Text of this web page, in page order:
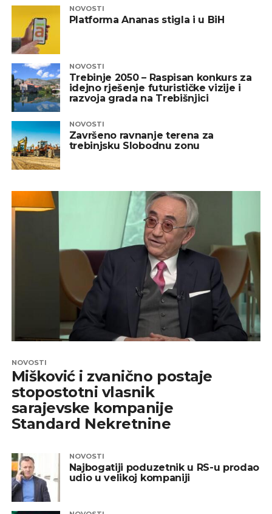
NOVOSTI
Platforma Ananas stigla i u BiH
NOVOSTI
Trebinje 2050 – Raspisan konkurs za
idejno rješenje futurističke vizije i
razvoja grada na Trebišnjici
NOVOSTI
Završeno ravnanje terena za
trebinjsku Slobodnu zonu
NOVOSTI
Mišković i zvanično postaje
stopostotni vlasnik
sarajevske kompanije
Standard Nekretnine
NOVOSTI
Najbogatiji poduzetnik u RS-u prodao
udio u velikoj kompaniji